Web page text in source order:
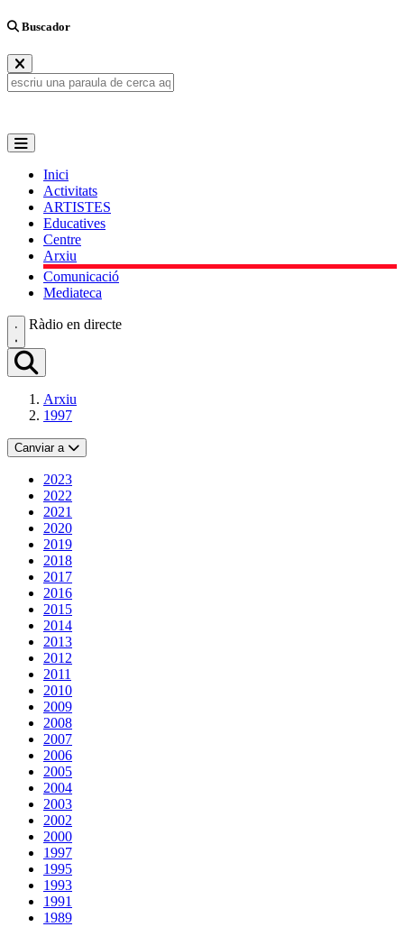
Buscador
Inici
Activitats
ARTISTES
Educatives
Centre
Arxiu
Comunicació
Mediateca
Ràdio en directe
Arxiu
1997
Canviar a
2023
2022
2021
2020
2019
2018
2017
2016
2015
2014
2013
2012
2011
2010
2009
2008
2007
2006
2005
2004
2003
2002
2000
1997
1995
1993
1991
1989